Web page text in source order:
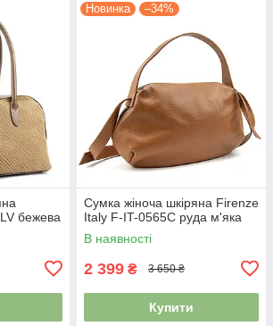
бежева
Новинка –34%
Сумка жіноча шкіряна Firenze
Italy F-IT-0565C руда м'яка
В наявності
2 399 ₴ 3 650 ₴
Купити